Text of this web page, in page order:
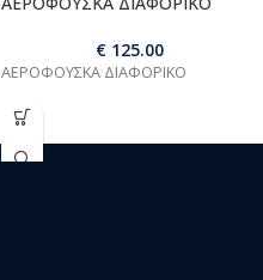
€125.00
ΑΕΡΟΦΟΥΣΚΑ ΔΙΑΦΟΡΙΚΟ